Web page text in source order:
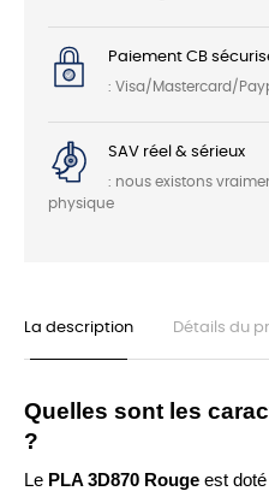
Paiement CB
: Visa/Mastercard/
SAV réel & sérieux
: nous existons
physique
La description Détails du
Quelles sont les
?
Le PLA 3D870 Rouge est